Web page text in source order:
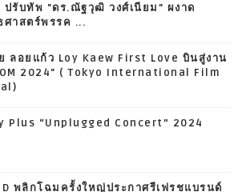
ปรับทัพ "ดร.ณัฐวุฒิ วงศ์เนียม" ผงาด
ศาสตร์พรรค ...
ลอยแก้ว Loy Kaew First Love บินสู่งาน
2024" ( Tokyo International Film
Plus “Unplugged Concert” 2024
พลิกโฉมครั้งใหญ่ประกาศรีเฟรชแบรนด์